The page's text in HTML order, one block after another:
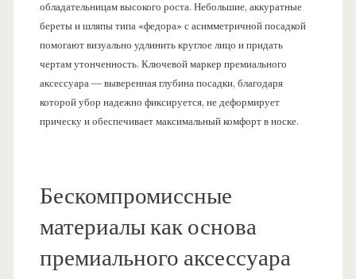
обладательницам высокого роста. Небольшие, аккуратные
береты и шляпы типа «федора» с асимметричной посадкой
помогают визуально удлинить круглое лицо и придать
чертам утонченность. Ключевой маркер премиального
аксессуара — выверенная глубина посадки, благодаря
которой убор надежно фиксируется, не деформирует
прическу и обеспечивает максимальный комфорт в носке.
Бескомпромиссные
материалы как основа
премиального аксессуара